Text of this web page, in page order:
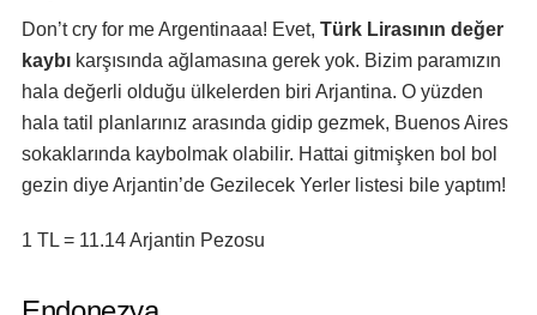
Don’t cry for me Argentinaaa! Evet, Türk Lirasının değer
kaybı karşısında ağlamasına gerek yok. Bizim paramızın
hala değerli olduğu ülkelerden biri Arjantina. O yüzden
hala tatil planlarınız arasında gidip gezmek, Buenos Aires
sokaklarında kaybolmak olabilir. Hattai gitmişken bol bol
gezin diyeArjantin’de Gezilecek Yerler listesi bile yaptım!
1 TL = 11.14 Arjantin Pezosu